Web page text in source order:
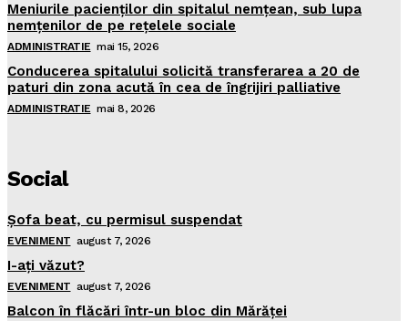
Meniurile pacienţilor din spitalul nemţean, sub lupa
nemţenilor de pe reţelele sociale
ADMINISTRATIE mai 15, 2026
Conducerea spitalului solicită transferarea a 20 de
paturi din zona acută în cea de îngrijiri palliative
ADMINISTRATIE mai 8, 2026
Social
Şofa beat, cu permisul suspendat
EVENIMENT august 7, 2026
I-aţi văzut?
EVENIMENT august 7, 2026
Balcon în flăcări într-un bloc din Mărăţei